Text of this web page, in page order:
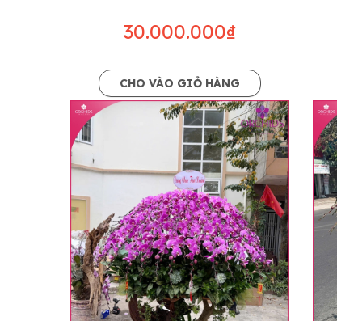
Lưu ý trước khi đặt hàng
• Về cây hoa: Một chậu hoa lan hồ
khác nhau đôi chút giữa sản phẩm
nhiều, nở ít khi shop có sẵn nên sẽ
• Về kiểu dáng & phụ kiện: Beautiful
nếu có thay đổi về màu sắc hoa và
loại hoa và phụ kiện thay thế, vẫn
30.000.000₫
CHO VÀO GIỎ HÀNG